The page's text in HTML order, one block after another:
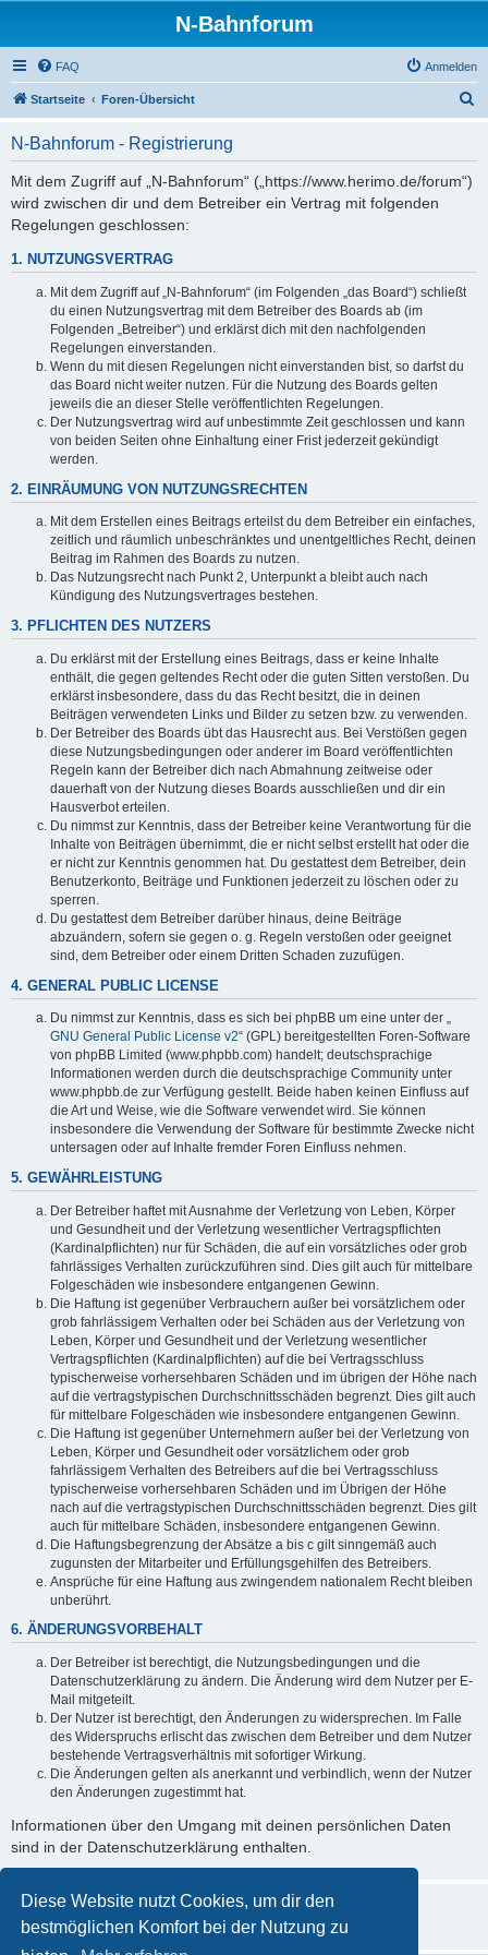
Diese Website nutzt Cookies, um dir den
bestmöglichen Komfort bei der Nutzung zu
N-Bahnforum
FAQ Anmelden
Startseite Foren-Übersicht
N-Bahnforum - Registrierung
Mit dem Zugriff auf „N-Bahnforum“ („https://www.herimo.de/forum“)
wird zwischen dir und dem Betreiber ein Vertrag mit folgenden
Regelungen geschlossen:
1. NUTZUNGSVERTRAG
Mit dem Zugriff auf „N-Bahnforum“ (im Folgenden „das Board“) schließt
du einen Nutzungsvertrag mit dem Betreiber des Boards ab (im
Folgenden „Betreiber“) und erklärst dich mit den nachfolgenden
Regelungen einverstanden.
Wenn du mit diesen Regelungen nicht einverstanden bist, so darfst du
das Board nicht weiter nutzen. Für die Nutzung des Boards gelten
jeweils die an dieser Stelle veröffentlichten Regelungen.
Der Nutzungsvertrag wird auf unbestimmte Zeit geschlossen und kann
von beiden Seiten ohne Einhaltung einer Frist jederzeit gekündigt
werden.
2. EINRÄUMUNG VON NUTZUNGSRECHTEN
Mit dem Erstellen eines Beitrags erteilst du dem Betreiber ein einfaches,
zeitlich und räumlich unbeschränktes und unentgeltliches Recht, deinen
Beitrag im Rahmen des Boards zu nutzen.
Das Nutzungsrecht nach Punkt 2, Unterpunkt a bleibt auch nach
Kündigung des Nutzungsvertrages bestehen.
3. PFLICHTEN DES NUTZERS
Du erklärst mit der Erstellung eines Beitrags, dass er keine Inhalte
enthält, die gegen geltendes Recht oder die guten Sitten verstoßen. Du
erklärst insbesondere, dass du das Recht besitzt, die in deinen
Beiträgen verwendeten Links und Bilder zu setzen bzw. zu verwenden.
Der Betreiber des Boards übt das Hausrecht aus. Bei Verstößen gegen
diese Nutzungsbedingungen oder anderer im Board veröffentlichten
Regeln kann der Betreiber dich nach Abmahnung zeitweise oder
dauerhaft von der Nutzung dieses Boards ausschließen und dir ein
Hausverbot erteilen.
Du nimmst zur Kenntnis, dass der Betreiber keine Verantwortung für die
Inhalte von Beiträgen übernimmt, die er nicht selbst erstellt hat oder die
er nicht zur Kenntnis genommen hat. Du gestattest dem Betreiber, dein
Benutzerkonto, Beiträge und Funktionen jederzeit zu löschen oder zu
sperren.
Du gestattest dem Betreiber darüber hinaus, deine Beiträge
abzuändern, sofern sie gegen o. g. Regeln verstoßen oder geeignet
sind, dem Betreiber oder einem Dritten Schaden zuzufügen.
4. GENERAL PUBLIC LICENSE
Du nimmst zur Kenntnis, dass es sich bei phpBB um eine unter der „
GNU General Public License v2“ (GPL) bereitgestellten Foren-Software
von phpBB Limited (www.phpbb.com) handelt; deutschsprachige
Informationen werden durch die deutschsprachige Community unter
www.phpbb.de zur Verfügung gestellt. Beide haben keinen Einfluss auf
die Art und Weise, wie die Software verwendet wird. Sie können
insbesondere die Verwendung der Software für bestimmte Zwecke nicht
untersagen oder auf Inhalte fremder Foren Einfluss nehmen.
5. GEWÄHRLEISTUNG
Der Betreiber haftet mit Ausnahme der Verletzung von Leben, Körper
und Gesundheit und der Verletzung wesentlicher Vertragspflichten
(Kardinalpflichten) nur für Schäden, die auf ein vorsätzliches oder grob
fahrlässiges Verhalten zurückzuführen sind. Dies gilt auch für mittelbare
Folgeschäden wie insbesondere entgangenen Gewinn.
Die Haftung ist gegenüber Verbrauchern außer bei vorsätzlichem oder
grob fahrlässigem Verhalten oder bei Schäden aus der Verletzung von
Leben, Körper und Gesundheit und der Verletzung wesentlicher
Vertragspflichten (Kardinalpflichten) auf die bei Vertragsschluss
typischerweise vorhersehbaren Schäden und im übrigen der Höhe nach
auf die vertragstypischen Durchschnittsschäden begrenzt. Dies gilt auch
für mittelbare Folgeschäden wie insbesondere entgangenen Gewinn.
Die Haftung ist gegenüber Unternehmern außer bei der Verletzung von
Leben, Körper und Gesundheit oder vorsätzlichem oder grob
fahrlässigem Verhalten des Betreibers auf die bei Vertragsschluss
typischerweise vorhersehbaren Schäden und im Übrigen der Höhe
nach auf die vertragstypischen Durchschnittsschäden begrenzt. Dies gilt
auch für mittelbare Schäden, insbesondere entgangenen Gewinn.
Die Haftungsbegrenzung der Absätze a bis c gilt sinngemäß auch
zugunsten der Mitarbeiter und Erfüllungsgehilfen des Betreibers.
Ansprüche für eine Haftung aus zwingendem nationalem Recht bleiben
unberührt.
6. ÄNDERUNGSVORBEHALT
Der Betreiber ist berechtigt, die Nutzungsbedingungen und die
Datenschutzerklärung zu ändern. Die Änderung wird dem Nutzer per E-
Mail mitgeteilt.
Der Nutzer ist berechtigt, den Änderungen zu widersprechen. Im Falle
des Widerspruchs erlischt das zwischen dem Betreiber und dem Nutzer
bestehende Vertragsverhältnis mit sofortiger Wirkung.
Die Änderungen gelten als anerkannt und verbindlich, wenn der Nutzer
den Änderungen zugestimmt hat.
Informationen über den Umgang mit deinen persönlichen Daten
sind in der Datenschutzerklärung enthalten.